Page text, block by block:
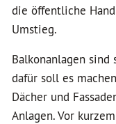
die öffentliche
Umstieg.
Balkonanlagen sind
dafür soll es
Dächer und
Anlagen. Vor